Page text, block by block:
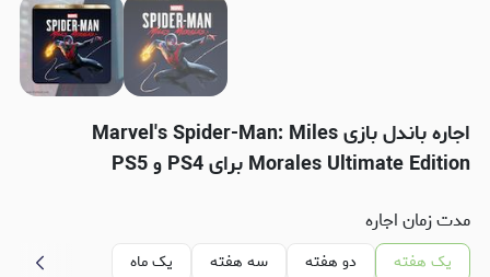
اجاره باندل بازی Marvel's Spider-Man: Miles
Morales Ultimate Edition برای PS4 و PS5
مدت زمان اجاره
یک هفته دو هفته سه هفته یک ماه